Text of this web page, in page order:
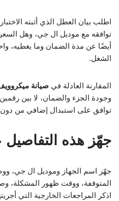
اطلب بيان العطل الذي أثبته
توافقه مع موديل ال جي، وهل
أيضًا عن مدة الضمان وما يغطيه،
الشغل.
المقارنة العادلة في صيانة
وجودة الجزء والضمان، لا بين
توافق على استبدال إضافي من
جهّز هذه التفاصيل
جهّز اسم الجهاز وموديل ال جي،
المتوقفة، ووقت ظهور المشكلة،
اذكر المراجعات الخارجية التي